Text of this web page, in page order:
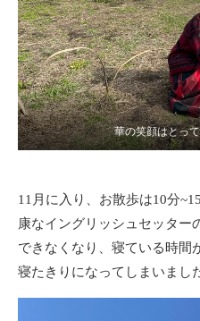
華の笑顔はとっ
11月に入り、お散歩は10分
康なイングリッシュセッター
できなくなり、寝ている時間
寝たきりになってしまいまし